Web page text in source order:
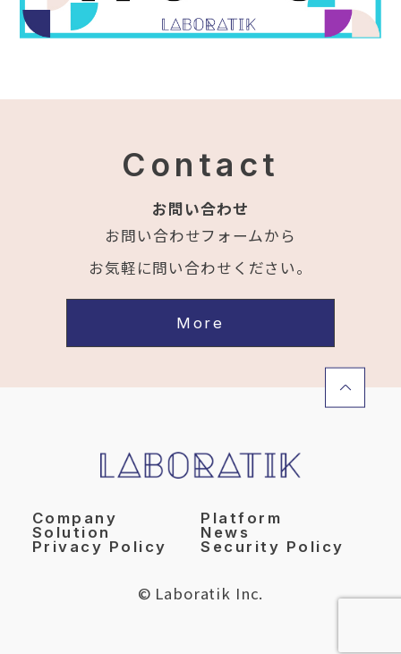
Contact
お問い合わせ
お問い合わせフォームから
お気軽に問い合わせください。
More
Company
Platform
Solution
News
Privacy Policy
Security Policy
© Laboratik Inc.